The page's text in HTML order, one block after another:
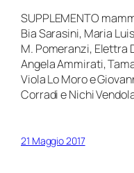
SUPPLEMENTO
Bia Sarasini, Maria
M. Pomeranzi, Elettra
Angela Ammirati,
Viola Lo Moro e
Corradi e Nichi
21 Maggio 2017